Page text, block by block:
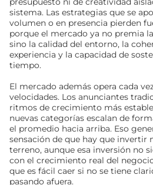
sistema. Las estrategias que se
volumen o en presencia pierden
porque el mercado ya no premia
sino la calidad del entorno, la
experiencia y la capacidad de
tiempo.
El mercado además opera cada
velocidades. Los anunciantes
ritmos de crecimiento más
nuevas categorías escalan de
el promedio hacia arriba. Eso
sensación de que hay que invertir
terreno, aunque esa inversión no
con el crecimiento real del
que es fácil caer si no se tiene
pasando afuera.